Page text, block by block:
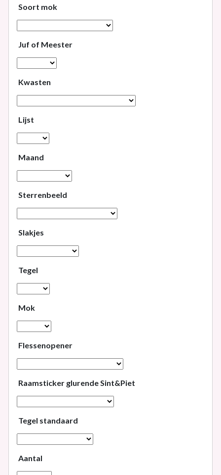
Soort mok
Juf of Meester
Kwasten
Lijst
Maand
Sterrenbeeld
Slakjes
Tegel
Mok
Flessenopener
Raamsticker glurende Sint&Piet
Tegel standaard
Aantal